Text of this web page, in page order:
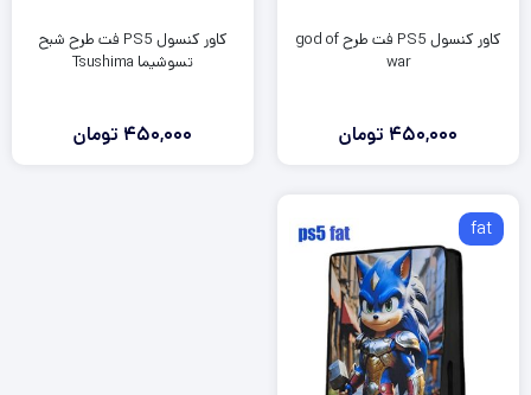
کاور کنسول PS5 فت طرح god of
war
450,000 تومان
کاور کنسول PS5 فت طرح شبح
تسوشیما Tsushima
450,000 تومان
fat